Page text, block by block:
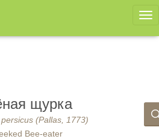
щурка
(Pallas, 1773)
Bee-eater